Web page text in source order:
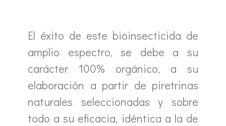
El éxito de este bioinsecticida de
amplio espectro, se debe a su
carácter 100% orgánico, a su
elaboración a partir de piretrinas
naturales seleccionadas y sobre
todo a su eficacia, idéntica a la de